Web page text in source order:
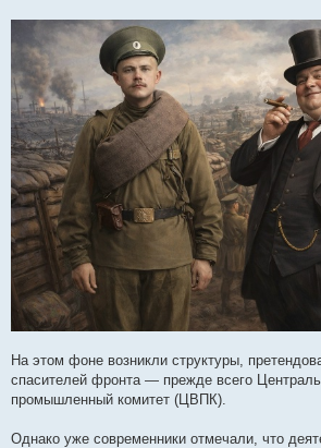
На этом фоне возникли структуры,
спасителей фронта — прежде всего
промышленный комитет (ЦВПК).
Однако уже современники отмечали, что